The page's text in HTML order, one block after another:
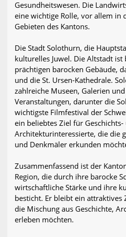
Gesundheitswesen. Die
eine wichtige Rolle, vor allem in
Gebieten des Kantons.
Die Stadt Solothurn, die
kulturelles Juwel. Die Altstadt
prächtigen barocken Gebäude,
und die St. Ursen-Kathedrale.
zahlreiche Museen, Galerien
Veranstaltungen, darunter die
wichtigste Filmfestival der
ein beliebtes Ziel für Geschichts-
Architekturinteressierte, die die
und Denkmäler erkunden
Zusammenfassend ist der
Region, die durch ihre barocke
wirtschaftliche Stärke und ihre
besticht. Er bleibt ein attraktives
die Mischung aus Geschichte,
erleben möchten.